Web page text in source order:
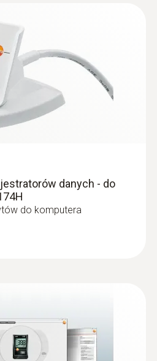
danych - do
do komputera